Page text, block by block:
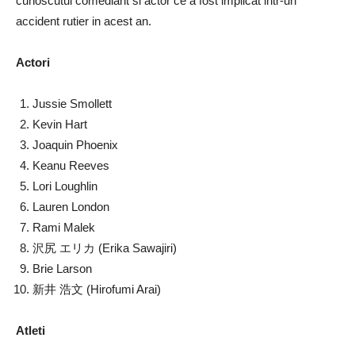
accident rutier in acest an.
Actori
Jussie Smollett
Kevin Hart
Joaquin Phoenix
Keanu Reeves
Lori Loughlin
Lauren London
Rami Malek
沢尻 エリカ (Erika Sawajiri)
Brie Larson
新井 浩文 (Hirofumi Arai)
Atleti